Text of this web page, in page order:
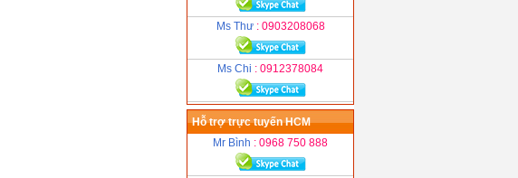
Ms Thư : 0903208068
Ms Chi : 0912378084
Hỗ trợ trực tuyến HCM
Mr Bình : 0968 750 888